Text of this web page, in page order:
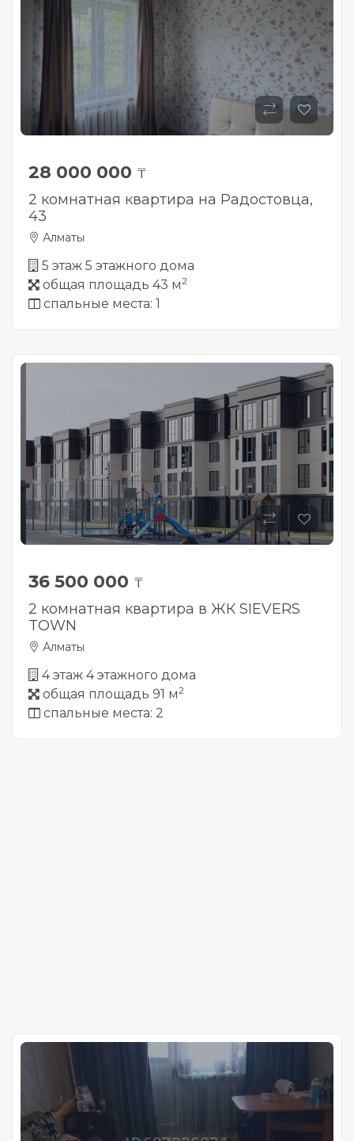
28 000 000 ₸
2 комнатная квартира на Радостовца,
43
Алматы
5 этаж 5 этажного дома
общая площадь 43 м2
спальные места: 1
36 500 000 ₸
2 комнатная квартира в ЖК SIEVERS
TOWN
Алматы
4 этаж 4 этажного дома
общая площадь 91 м2
спальные места: 2